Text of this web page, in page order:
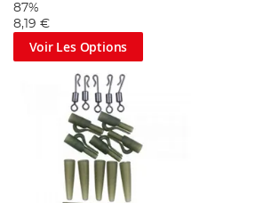
87%
8,19 €
Voir Les Options